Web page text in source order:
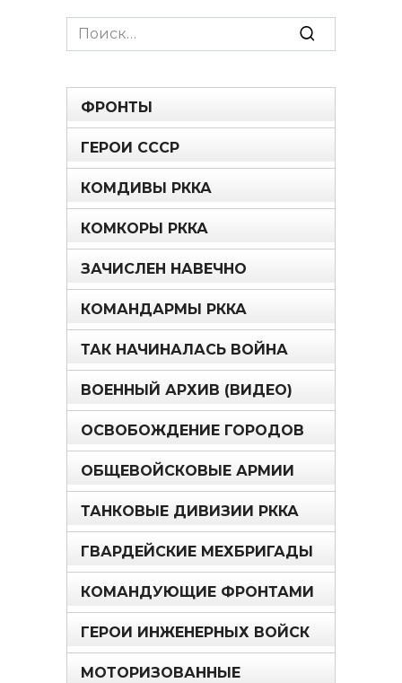
Search
for:
ФРОНТЫ
ГЕРОИ СССР
КОМДИВЫ РККА
КОМКОРЫ РККА
ЗАЧИСЛЕН НАВЕЧНО
КОМАНДАРМЫ РККА
ТАК НАЧИНАЛАСЬ ВОЙНА
ВОЕННЫЙ АРХИВ (ВИДЕО)
ОСВОБОЖДЕНИЕ ГОРОДОВ
ОБЩЕВОЙСКОВЫЕ АРМИИ
ТАНКОВЫЕ ДИВИЗИИ РККА
ГВАРДЕЙСКИЕ МЕХБРИГАДЫ
КОМАНДУЮЩИЕ ФРОНТАМИ
ГЕРОИ ИНЖЕНЕРНЫХ ВОЙСК
МОТОРИЗОВАННЫЕ